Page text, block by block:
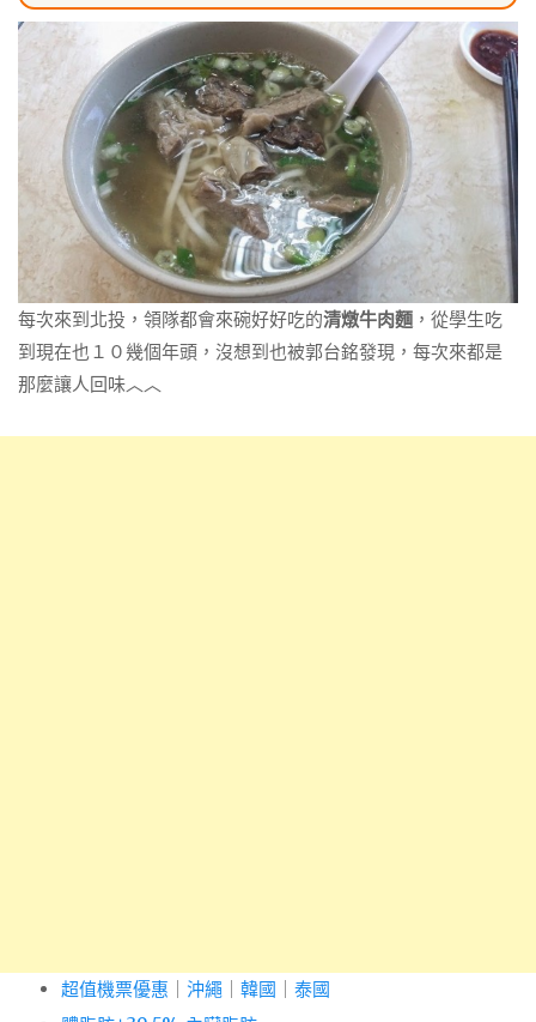
每次來到北投，領隊都會來碗好好吃的清燉牛肉麵 ，從學生吃
到現在也１０幾個年頭，沒想到也被郭台銘發現，每次來都是
那麼讓人回味︿︿
超值機票優惠 沖繩 韓國
泰國